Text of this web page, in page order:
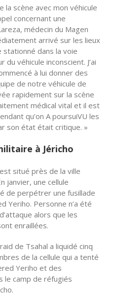
la scène avec mon véhicule
concernant une
médecin du Magen
arrivé sur les lieux
stationné dans la voie
véhicule inconscient. J’ai
à lui donner des
de notre véhicule de
rapidement sur la scène
médical vital et il est
qu’on A poursuiVU les
son état était critique. »
à Jéricho
situé près de la ville
janvier, une cellule
de perpétrer une fusillade
Yeriho. Personne n’a été
alors que les
enraillées.
de Tsahal a liquidé cinq
de la cellule qui a tenté
Yeriho et des
le camp de réfugiés